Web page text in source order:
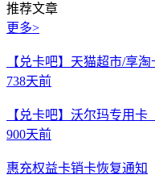
推荐文章
更多>
【兑卡吧】天猫超市/享淘
738天前
【兑卡吧】沃尔玛专用卡
900天前
惠充权益卡销卡恢复通知